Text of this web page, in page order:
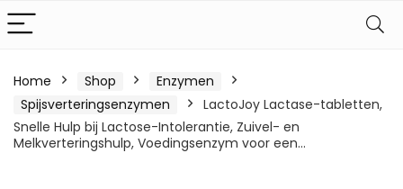
Home Shop
Enzymen
Spijsverteringsenzymen
LactoJoy Lactase-tabletten,
Snelle Hulp bij Lactose-Intolerantie, Zuivel- en
Melkverteringshulp, Voedingsenzym voor een…